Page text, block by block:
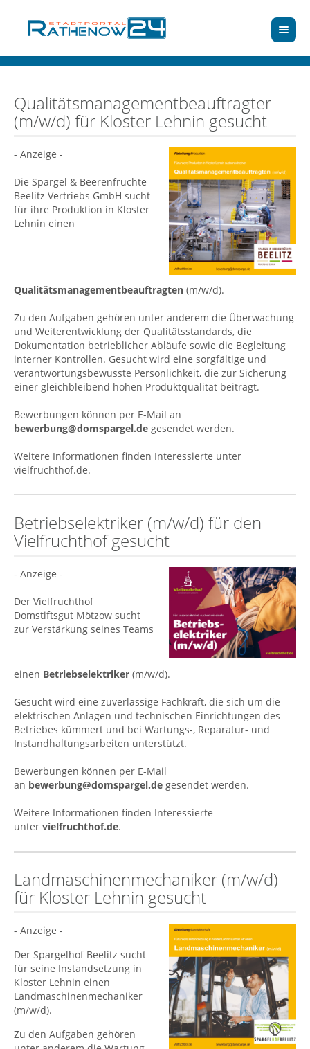
Qualitätsmanagementbeauftragter
(m/w/d) für Kloster Lehnin gesucht
- Anzeige -
Die Spargel & Beerenfrüchte
Beelitz Vertriebs GmbH sucht
für ihre Produktion in Kloster
Lehnin einen
Qualitätsmanagementbeauftragten (m/w/d).
Zu den Aufgaben gehören unter anderem die Überwachung
und Weiterentwicklung der Qualitätsstandards, die
Dokumentation betrieblicher Abläufe sowie die Begleitung
interner Kontrollen. Gesucht wird eine sorgfältige und
verantwortungsbewusste Persönlichkeit, die zur Sicherung
einer gleichbleibend hohen Produktqualität beiträgt.
Bewerbungen können per E-Mail an
bewerbung@domspargel.de gesendet werden.
Weitere Informationen finden Interessierte unter
vielfruchthof.de.
Betriebselektriker (m/w/d) für den
Vielfruchthof gesucht
- Anzeige -
Der Vielfruchthof
Domstiftsgut Mötzow sucht
zur Verstärkung seines Teams
einen Betriebselektriker (m/w/d).
Gesucht wird eine zuverlässige Fachkraft, die sich um die
elektrischen Anlagen und technischen Einrichtungen des
Betriebes kümmert und bei Wartungs-, Reparatur- und
Instandhaltungsarbeiten unterstützt.
Bewerbungen können per E-Mail
an bewerbung@domspargel.de gesendet werden.
Weitere Informationen finden Interessierte
unter vielfruchthof.de.
Landmaschinenmechaniker (m/w/d)
für Kloster Lehnin gesucht
- Anzeige -
Der Spargelhof Beelitz sucht
für seine Instandsetzung in
Kloster Lehnin einen
Landmaschinenmechaniker
(m/w/d).
Zu den Aufgaben gehören